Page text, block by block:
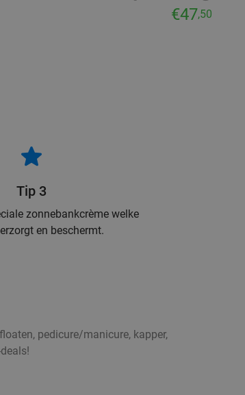
€47,50
Tip 3
zonnebankcrème welke
en beschermt.
pedicure/manicure, kapper,